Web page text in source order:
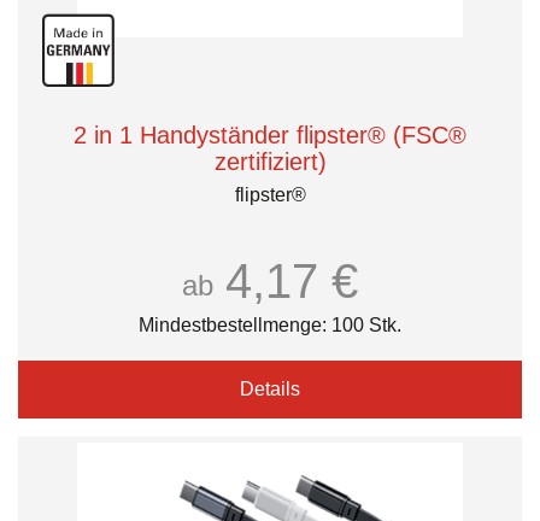
2 in 1 Handyständer flipster® (FSC®
zertifiziert)
flipster®
ab 4,17 €
Mindestbestellmenge: 100 Stk.
Details